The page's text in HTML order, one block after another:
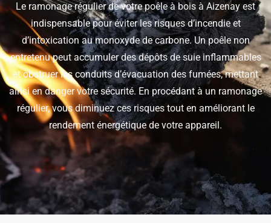
Le ramonage régulier de votre poêle à bois à Aizenay est
indispensable pour éviter les risques d’incendie et
d’intoxication au monoxyde de carbone. Un poêle non
entretenu peut accumuler des dépôts de suie inflammables
et obstruer les conduits d’évacuation des fumées, mettant
ainsi en danger votre sécurité. En procédant à un ramonage
régulier, vous diminuez ces risques tout en améliorant le
rendement énergétique de votre appareil.